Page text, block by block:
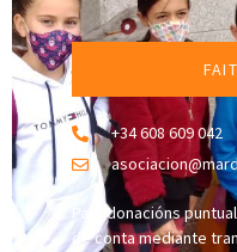
+34 608 609 042
Para donacións
de conta mediante